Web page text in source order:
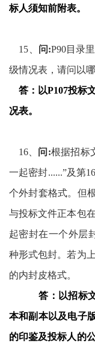
标人须知前附表。
15 问:P90目录
级情况表，请问以
答： 以P107投标
况表。
16、 问 :根据招标
一起密封......”及第16
个外封套格式。但
与投标文件正本包
起密封在一个外层
种形式包封。若为
的内封皮格式。
答： 以招标
本和副本以及电子
的印鉴及投标人的